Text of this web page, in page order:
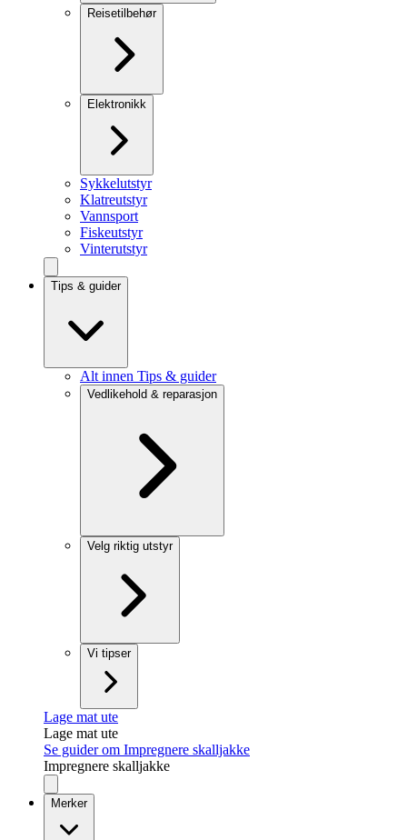
Reisetilbehør
Elektronikk
Sykkelutstyr
Klatreutstyr
Vannsport
Fiskeutstyr
Vinterutstyr
Tips & guider
Alt innen Tips & guider
Vedlikehold & reparasjon
Velg riktig utstyr
Vi tipser
Lage mat ute
Lage mat ute
Se guider om Impregnere skalljakke
Impregnere skalljakke
Merker